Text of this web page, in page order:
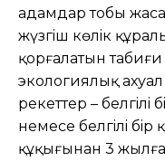
адамдар тобы
жүзгiш көлiк
қорғалатын
экологиялық
әрекеттер –
немесе белгiлi бiр
құқығынан 3